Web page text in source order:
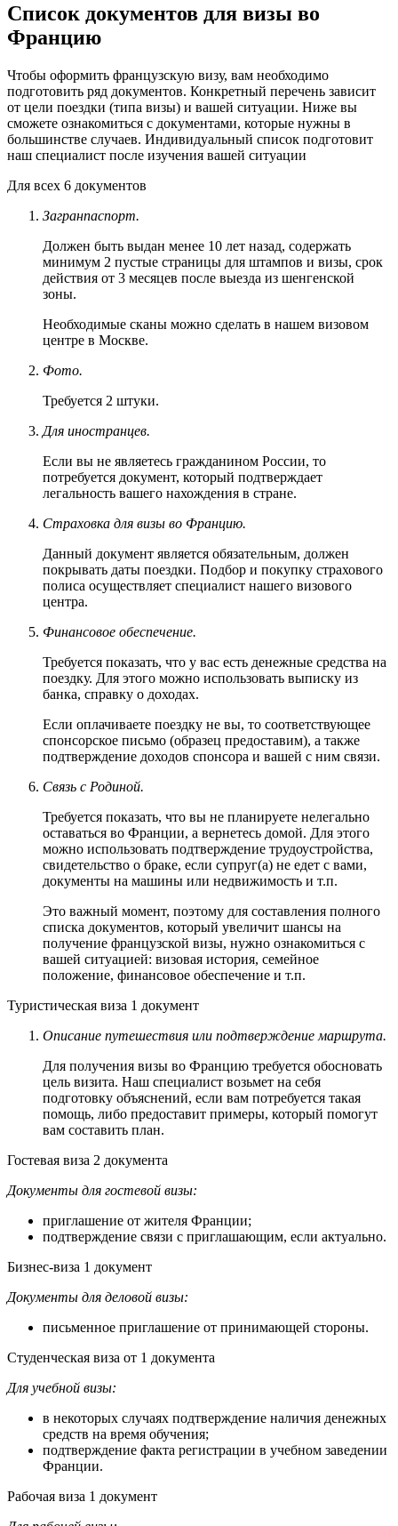
Список документов для визы во
Францию
Чтобы оформить французскую визу, вам необходимо
подготовить ряд документов. Конкретный перечень зависит
от цели поездки (типа визы) и вашей ситуации. Ниже вы
сможете ознакомиться с документами, которые нужны в
большинстве случаев. Индивидуальный список подготовит
наш специалист после изучения вашей ситуации
Для всех 6 документов
Загранпаспорт.
Должен быть выдан менее 10 лет назад, содержать
минимум 2 пустые страницы для штампов и визы, срок
действия от 3 месяцев после выезда из шенгенской
зоны.
Необходимые сканы можно сделать в нашем визовом
центре в Москве.
Фото.
Требуется 2 штуки.
Для иностранцев.
Если вы не являетесь гражданином России, то
потребуется документ, который подтверждает
легальность вашего нахождения в стране.
Страховка для визы во Францию.
Данный документ является обязательным, должен
покрывать даты поездки. Подбор и покупку страхового
полиса осуществляет специалист нашего визового
центра.
Финансовое обеспечение.
Требуется показать, что у вас есть денежные средства на
поездку. Для этого можно использовать выписку из
банка, справку о доходах.
Если оплачиваете поездку не вы, то соответствующее
спонсорское письмо (образец предоставим), а также
подтверждение доходов спонсора и вашей с ним связи.
Связь с Родиной.
Требуется показать, что вы не планируете нелегально
оставаться во Франции, а вернетесь домой. Для этого
можно использовать подтверждение трудоустройства,
свидетельство о браке, если супруг(а) не едет с вами,
документы на машины или недвижимость и т.п.
Это важный момент, поэтому для составления полного
списка документов, который увеличит шансы на
получение французской визы, нужно ознакомиться с
вашей ситуацией: визовая история, семейное
положение, финансовое обеспечение и т.п.
Туристическая виза 1 документ
Описание путешествия или подтверждение маршрута.
Для получения визы во Францию требуется обосновать
цель визита. Наш специалист возьмет на себя
подготовку объяснений, если вам потребуется такая
помощь, либо предоставит примеры, который помогут
вам составить план.
Гостевая виза 2 документа
Документы для гостевой визы:
приглашение от жителя Франции;
подтверждение связи с приглашающим, если актуально.
Бизнес-виза 1 документ
Документы для деловой визы:
письменное приглашение от принимающей стороны.
Студенческая виза от 1 документа
Для учебной визы:
в некоторых случаях подтверждение наличия денежных
средств на время обучения;
подтверждение факта регистрации в учебном заведении
Франции.
Рабочая виза 1 документ